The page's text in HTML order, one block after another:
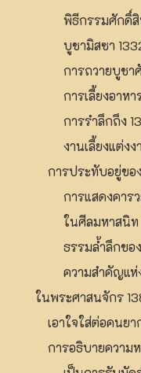
พิธีกรรมศักดิ์สิทธิ์
บูชามิสซา
การถวายบูชาศั
การเลี้ยงอาหาร
การรำลึกถึง
งานเลี้ยงแต่งงา
การประทับอยู่ขอ
การแสดงคารวะ
ในศีลมหาสนิท
ธรรมล้ำลึกของ
ความสำคัญแห่ง
ในพระศาสนจักร
เอาใจใส่ต่อคนยา
การอธิบายความ